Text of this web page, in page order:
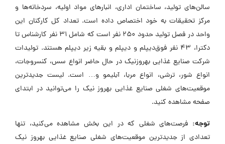
سالن‌های تولید، ساختمان اداری، انبارهای مواد اولیه، سردخانه‌ها و
مرکز تحقیقات به خود اختصاص داده است. تعداد کل کارکنان این
واحد در فصل تولید حدود ۲۵۰ نفر است که شامل ۳۱ نفر کارشناس تا
دکترا، ۴۳ نفر فوق‌دیپلم و دیپلم و بقیه زیر دیپلم هستند. تولیدات
شرکت صنایع غذایی بهروزنیک در حال حاضر انواع سس، کنسروجات،
انواع شور، ترشی، انواع مربا، آبلیمو و… است. لیست جدیدترین
موقعیت‌های شغلی صنایع غذایی بهروز نیک را می‌توانید در ابتدای
صفحه مشاهده کنید.
توجه: فرصت‌های شغلی که در این بخش مشاهده می‌کنید، تنها
تعدادی از جدیدترین موقعیت‌های شغلی صنایع غذایی بهروز نیک